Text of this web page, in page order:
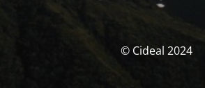
© Cideal 2024